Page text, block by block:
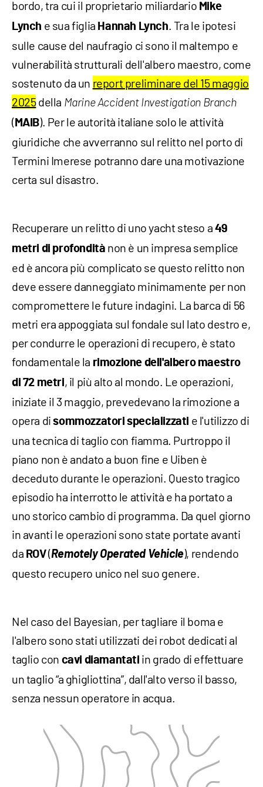
bordo, tra cui il proprietario miliardario Mike
Lynch e sua figlia Hannah Lynch. Tra le ipotesi
sulle cause del naufragio ci sono il maltempo e
vulnerabilità strutturali dell'albero maestro, come
sostenuto da un report preliminare del 15 maggio
2025della Marine Accident Investigation Branch
( MAIB). Per le autorità italiane solo le attività
giuridiche che avverranno sul relitto nel porto di
Termini Imerese potranno dare una motivazione
certa sul disastro.
Recuperare un relitto di uno yacht steso a 49
metri di profondità non è un impresa semplice
ed è ancora più complicato se questo relitto non
deve essere danneggiato minimamente per non
compromettere le future indagini. La barca di 56
metri era appoggiata sul fondale sul lato destro e,
per condurre le operazioni di recupero, è stato
fondamentale la rimozione dell'albero maestro
di 72 metri, il più alto al mondo. Le operazioni,
iniziate il 3 maggio, prevedevano la rimozione a
opera disommozzatori specializzati e l'utilizzo di
una tecnica di taglio con fiamma. Purtroppo il
piano non è andato a buon fine e Uiben è
deceduto durante le operazioni. Questo tragico
episodio ha interrotto le attività e ha portato a
uno storico cambio di programma. Da quel giorno
in avanti le operazioni sono state portate avanti
da ROV(Remotely Operated Vehicle), rendendo
questo recupero unico nel suo genere.
Nel caso del Bayesian, per tagliare il boma e
l'albero sono stati utilizzati dei robot dedicati al
taglio con cavi diamantati in grado di effettuare
un taglio “a ghigliottina”, dall'alto verso il basso,
senza nessun operatore in acqua.